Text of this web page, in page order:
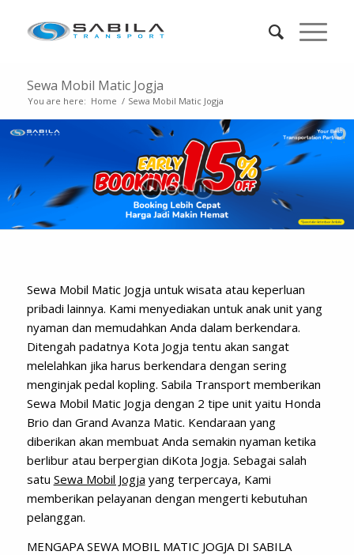
Sewa Mobil Matic Jogja
You are here: Home / Sewa Mobil Matic Jogja
Sewa Mobil Matic Jogja untuk wisata atau keperluan
pribadi lainnya. Kami menyediakan untuk anak unit yang
nyaman dan memudahkan Anda dalam berkendara.
Ditengah padatnya Kota Jogja tentu akan sangat
melelahkan jika harus berkendara dengan sering
menginjak pedal kopling. Sabila Transport memberikan
Sewa Mobil Matic Jogja dengan 2 tipe unit yaitu Honda
Brio dan Grand Avanza Matic. Kendaraan yang
diberikan akan membuat Anda semakin nyaman ketika
berlibur atau berpergian diKota Jogja. Sebagai salah
satu Sewa Mobil Jogja yang terpercaya, Kami
memberikan pelayanan dengan mengerti kebutuhan
pelanggan.
MENGAPA SEWA MOBIL MATIC JOGJA DI SABILA